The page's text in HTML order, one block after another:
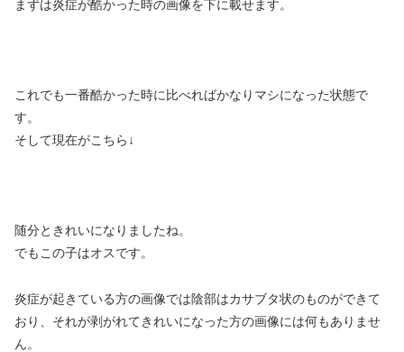
まずは炎症が酷かった時の画像を下に載せます。
これでも一番酷かった時に比べればかなりマシになった状態で
す。
そして現在がこちら↓
随分ときれいになりましたね。
でもこの子はオスです。
炎症が起きている方の画像では陰部はカサブタ状のものができて
おり、それが剥がれてきれいになった方の画像には何もありませ
ん。